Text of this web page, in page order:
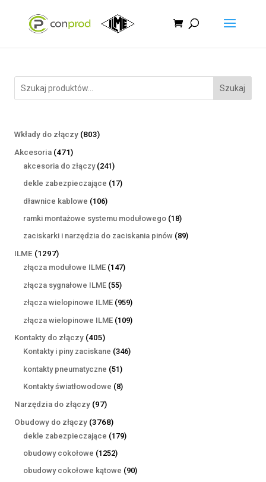
Szukaj
Wkłady do złączy 803803
Akcesoria 471471
produktów
akcesoria do złączy 241241
produktów
dekle zabezpieczające 1717
dławnice kablowe 106106
produktów
ramki montażowe systemu modułowego 1818
produktów
zaciskarki i narzędzia do zaciskania pinów 8989
ILME 12971297
produktów
złącza modułowe ILME 147147
złącza sygnałowe ILME 5555
produktów
złącza wielopinowe ILME 959959
produktów
złącza wielopinowe ILME 109109
Kontakty do złączy 405405
produktów
Kontakty i piny zaciskane 346346
kontakty pneumatyczne 5151
produktów
Kontakty światłowodowe 88
Narzędzia do złączy 9797
produktów
Obudowy do złączy 37683768
produktów
dekle zabezpieczające 179179
obudowy cokołowe 12521252
produkty
obudowy cokołowe kątowe 9090